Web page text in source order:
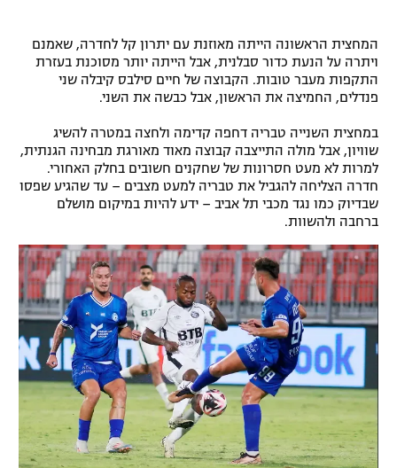
רשיון להקרנה פומבית לבית עסק
לוח דרושים – ג'ובנט
תגיות
המגזין
המחצית הראשונה הייתה מאוזנת עם יתרון קל לחדרה, שאמנם
ויתרה על הנעת כדור סבלנית, אבל הייתה יותר מסוכנת בעזרת
התקפות מעבר טובות. הקבוצה של חיים סילבס קיבלה שני
פנדלים, החמיצה את הראשון, אבל כבשה את השני.
במחצית השנייה טבריה דחפה קדימה ולחצה במטרה להשיג
שוויון, אבל מולה התייצבה קבוצה מאוד מאורגת מבחינה הגנתית,
למרות לא מעט חסרונות של שחקנים חשובים בחלק האחורי.
חדרה הצליחה להגביל את טבריה למעט מצבים – עד שהגיע שפסו
שבדיוק כמו נגד מכבי תל אביב – ידע להיות במיקום מושלם
ברחבה ולהשוות.